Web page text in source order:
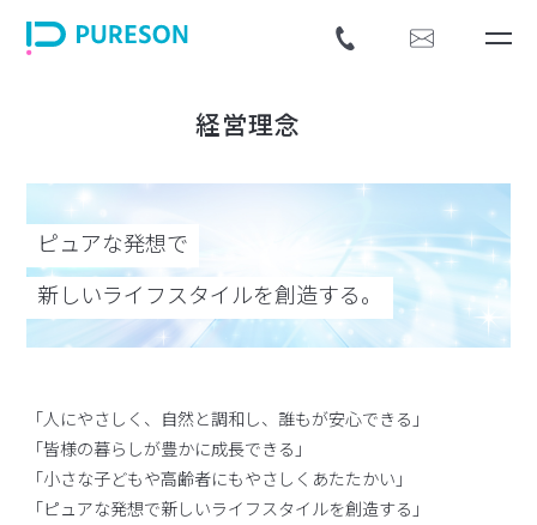
経営理念
ピュアな発想で
新しいライフスタイルを創造する。
「人にやさしく、自然と調和し、誰もが安心できる」
「皆様の暮らしが豊かに成長できる」
「小さな子どもや高齢者にもやさしくあたたかい」
「ピュアな発想で新しいライフスタイルを創造する」